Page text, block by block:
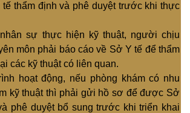
thẩm định và phê duyệt trước khi thực
sự thực hiện kỹ thuật, người chịu
môn phải báo cáo về Sở Y tế để thẩm
các kỹ thuật có liên quan.
hoạt động, nếu phòng khám có nhu
kỹ thuật thì phải gửi hồ sơ để được Sở
phê duyệt bổ sung trước khi triển khai